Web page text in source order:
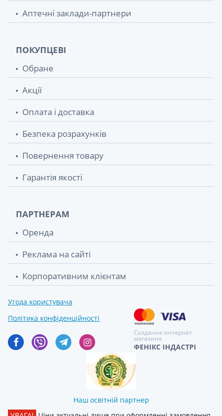
Аптечні заклади-партнери
ПОКУПЦЕВІ
Обране
Акції
Оплата і доставка
Безпека розрахунків
Повернення товару
Гарантія якості
ПАРТНЕРАМ
Оренда
Реклама на сайті
Корпоративним клієнтам
Угода користувача
Політика конфіденційності
Создание интернет
магазина
ФЕНІКС ІНДАСТРІ
Наш освітній партнер